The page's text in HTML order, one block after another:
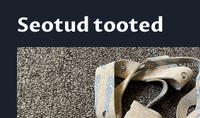
Seotud tooted